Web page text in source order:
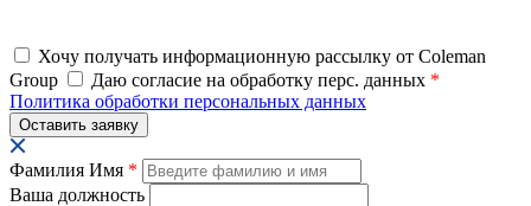
Хочу получать информационную рассылку от Coleman
Group
Даю согласие на обработку перс. данных *
Политика обработки персональных данных
Фамилия Имя *
Ваша должность